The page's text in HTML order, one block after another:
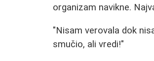
organizam navikne.
"Nisam verovala dok
smučio, ali vredi!"